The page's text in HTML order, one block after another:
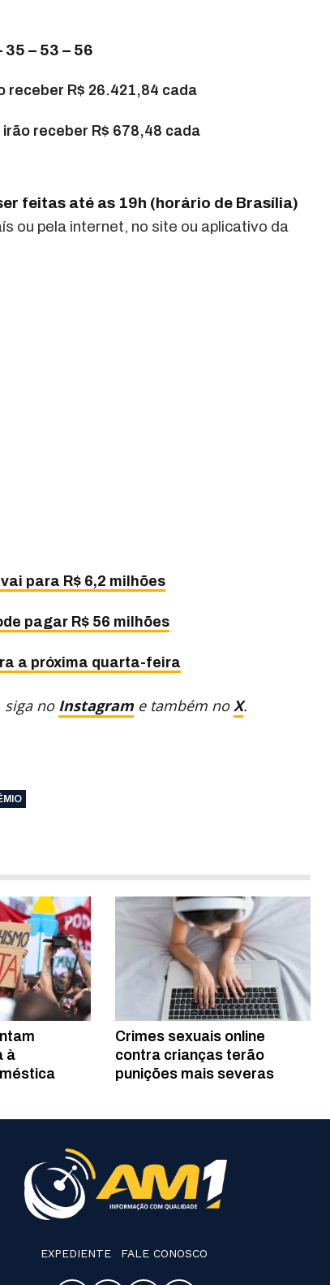
– 53 – 56
receber R$ 26.421,84 cada
receber R$ 678,48 cada
feitas até as 19h (horário de Brasília)
ou pela internet, no site ou aplicativo da
para R$ 6,2 milhões
pagar R$ 56 milhões
a próxima quarta-feira
siga no Instagram e também no X.
à
Crimes sexuais online
contra crianças terão
punições mais severas
EXPEDIENTE FALE CONOSCO